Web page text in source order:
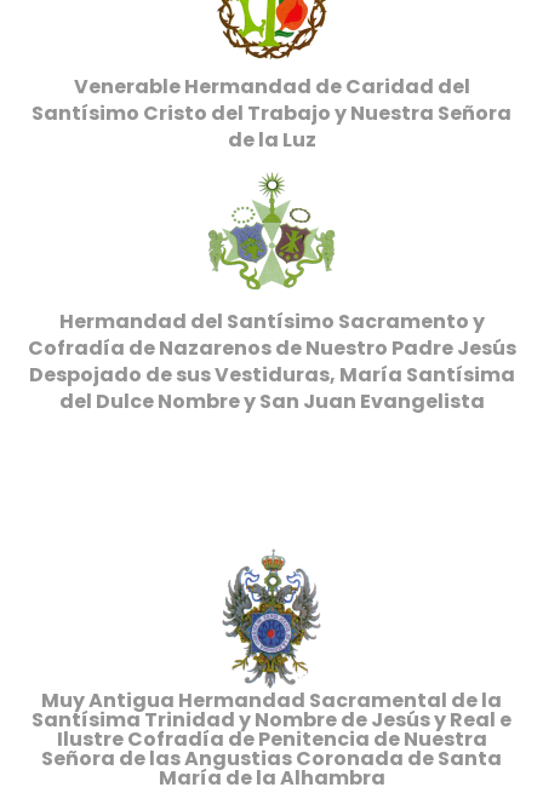
Venerable Hermandad de Caridad del
Santísimo Cristo del Trabajo y Nuestra Señora
de la Luz
Hermandad del Santísimo Sacramento y
Cofradía de Nazarenos de Nuestro Padre Jesús
Despojado de sus Vestiduras, María Santísima
del Dulce Nombre y San Juan Evangelista
Muy Antigua Hermandad Sacramental de la
Santísima Trinidad y Nombre de Jesús y Real e
Ilustre Cofradía de Penitencia de Nuestra
Señora de las Angustias Coronada de Santa
María de la Alhambra